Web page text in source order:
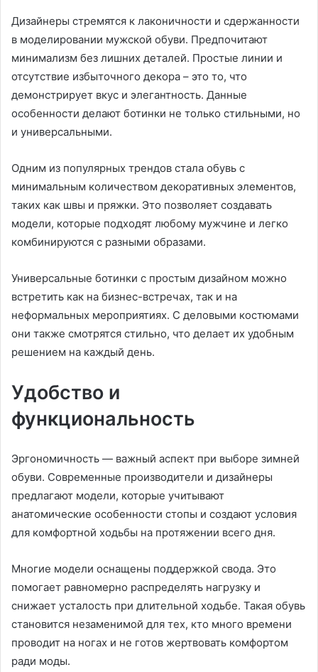
Дизайнеры стремятся к лаконичности и сдержанности
в моделировании мужской обуви. Предпочитают
минимализм без лишних деталей. Простые линии и
отсутствие избыточного декора – это то, что
демонстрирует вкус и элегантность. Данные
особенности делают ботинки не только стильными, но
и универсальными.
Одним из популярных трендов стала обувь с
минимальным количеством декоративных элементов,
таких как швы и пряжки. Это позволяет создавать
модели, которые подходят любому мужчине и легко
комбинируются с разными образами.
Универсальные ботинки с простым дизайном можно
встретить как на бизнес-встречах, так и на
неформальных мероприятиях. С деловыми костюмами
они также смотрятся стильно, что делает их удобным
решением на каждый день.
Удобство и
функциональность
Эргономичность — важный аспект при выборе зимней
обуви. Современные производители и дизайнеры
предлагают модели, которые учитывают
анатомические особенности стопы и создают условия
для комфортной ходьбы на протяжении всего дня.
Многие модели оснащены поддержкой свода. Это
помогает равномерно распределять нагрузку и
снижает усталость при длительной ходьбе. Такая обувь
становится незаменимой для тех, кто много времени
проводит на ногах и не готов жертвовать комфортом
ради моды.